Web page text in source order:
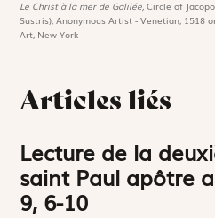
Le Christ à la mer de Galilée,Circle of
Sustris), Anonymous Artist - Venetian, 1518
Art, New-York
Articles liés
Lecture de la
saint Paul apôtre
9, 6-10